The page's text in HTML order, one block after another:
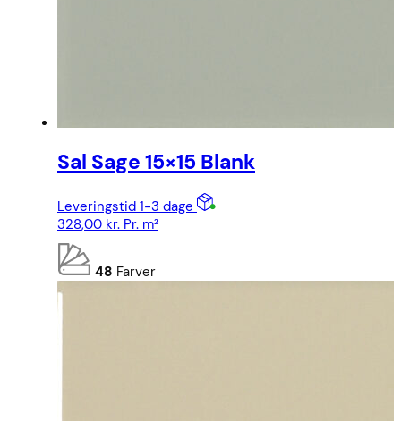
Sal Sage 15×15 Blank
Leveringstid 1-3 dage
328,00 kr. Pr. m²
48 Farver